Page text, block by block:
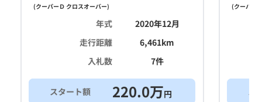
(クーパーＤ クロスオーバー)
年式
2020年12月
走行距離
6,461km
入札数
7件
スタート額 220.0万円
(クーパー